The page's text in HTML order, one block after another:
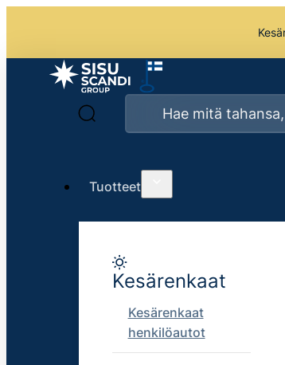
Tuotteet
Kesärenkaat
Kesärenkaat
henkilöautot